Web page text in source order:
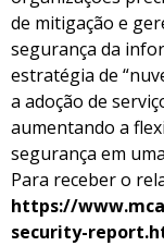
de mitigação e
segurança da
estratégia de
a adoção de
aumentando a
segurança em
Para receber o
https://
security-